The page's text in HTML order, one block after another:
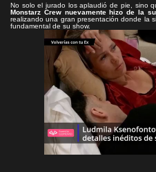
No solo el jurado los aplaudió de pie, sino
Monstarz Crew nuevamente hizo de la
realizando una gran presentación donde la
fundamental de su show.